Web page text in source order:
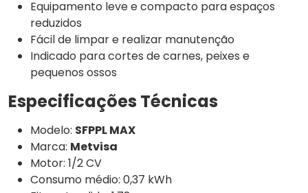
Equipamento leve e compacto para espaços
reduzidos
Fácil de limpar e realizar manutenção
Indicado para cortes de carnes, peixes e
pequenos ossos
Especificações Técnicas
Modelo: SFPPL MAX
Marca: Metvisa
Motor: 1/2 CV
Consumo médio: 0,37 kWh